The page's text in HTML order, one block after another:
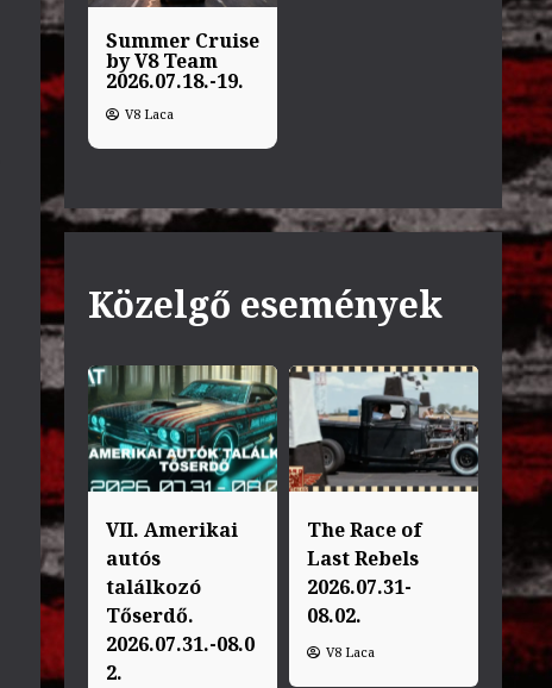
Summer Cruise
by V8 Team
2026.07.18.-19.
V8 Laca
Közelgő események
VII. Amerikai
autós
találkozó
Tőserdő.
2026.07.31.-08.0
2.
The Race of
Last Rebels
2026.07.31-
08.02.
V8 Laca